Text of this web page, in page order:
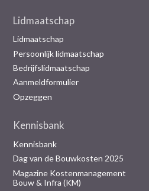
Lidmaatschap
Lidmaatschap
Persoonlijk lidmaatschap
Bedrijfslidmaatschap
Aanmeldformulier
Opzeggen
Kennisbank
Kennisbank
Dag van de Bouwkosten 2025
Magazine Kostenmanagement
Bouw & Infra (KM)